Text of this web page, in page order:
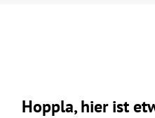
Hoppla, hier ist